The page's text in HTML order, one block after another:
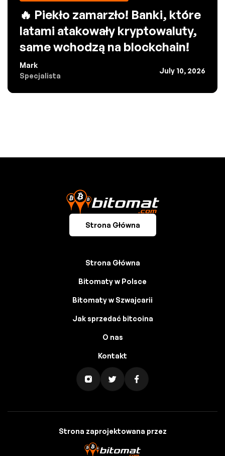
🔥 Piekło zamarzło! Banki, które
latami atakowały kryptowaluty,
same wchodzą na blockchain!
Mark
Specjalista
July 10, 2026
Strona Główna
Strona Główna
Bitomaty w Polsce
Bitomaty w Szwajcarii
Jak sprzedać bitcoina
O nas
Kontakt
Strona zaprojektowana przez